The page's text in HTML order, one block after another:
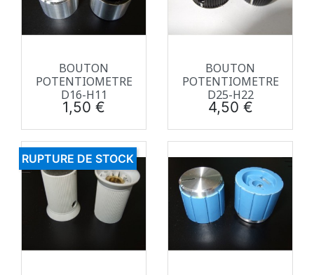
BOUTON
POTENTIOMETRE
D16-H11
Prix
1,50 €
BOUTON
POTENTIOMETRE
D25-H22
Prix
4,50 €
RUPTURE DE STOCK